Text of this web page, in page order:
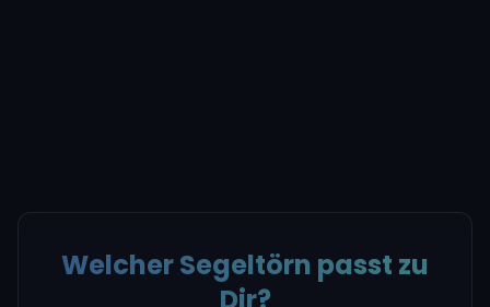
Welcher Segeltörn passt zu